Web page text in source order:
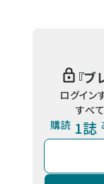
『ブ
ログイン
すべ
購読 1誌